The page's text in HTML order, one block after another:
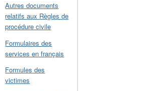
Autres documents
relatifs aux Règles de
procédure civile
Formulaires des
services en français
Formules des
victimes